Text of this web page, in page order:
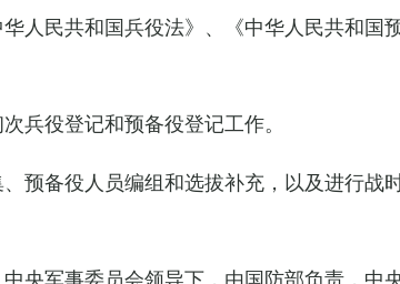
人民共和国兵役法》、《中华人民共和国
兵役登记和预备役登记工作。
预备役人员编组和选拔补充，以及进行战
央军事委员会领导下，由国防部负责，中